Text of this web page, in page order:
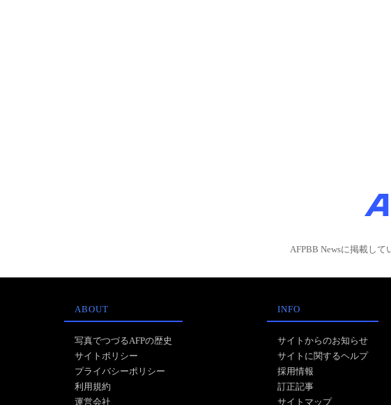
AFPBB Newsに掲載し
ABOUT
写真でつづるAFPの歴史
サイトポリシー
プライバシーポリシー
利用規約
運営会社
INFO
サイトからのお知らせ
サイトに関するヘルプ
採用情報
訂正記事
サイトマップ